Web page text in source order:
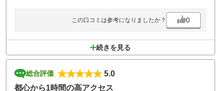
この口コミは参考になりましたか？ 0
続きを見る
総合評価
5.0
都心から1時間の高アクセス